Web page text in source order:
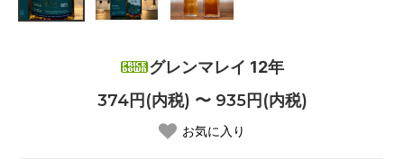
グレンマレイ 12年
374円(内税) 〜 935円(内税)
お気に入り